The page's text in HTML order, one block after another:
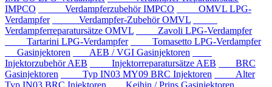
IMPCO
Verdampferzubehör IMPCO
OMVL LPG-
Verdampfer
Verdampfer-Zubehör OMVL
Verdampferreparatursätze OMVL
Zavoli LPG-Verdampfer
Tartarini LPG-Verdampfer
Tomasetto LPG-Verdampfer
Gasinjektoren
AEB / VGI Gasinjektoren
Injektorzubehör AEB
Injektorreparatursätze AEB
BRC
Gasinjektoren
Typ IN03 MY09 BRC Injektoren
Alter
Typ IN03 BRC Injektoren
Keihin / Prins Gasinjektoren